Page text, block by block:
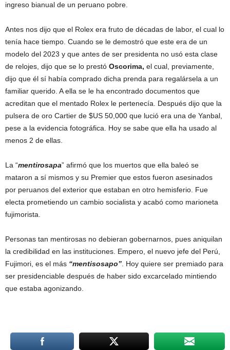
ingreso bianual de un peruano pobre.
Antes nos dijo que el Rolex era fruto de décadas de labor, el cual lo
tenía hace tiempo. Cuando se le demostró que este era de un
modelo del 2023 y que antes de ser presidenta no usó esta clase
de relojes, dijo que se lo prestó Oscorima, el cual, previamente,
dijo que él sí había comprado dicha prenda para regalársela a un
familiar querido. A ella se le ha encontrado documentos que
acreditan que el mentado Rolex le pertenecía. Después dijo que la
pulsera de oro Cartier de $US 50,000 que lució era una de Yanbal,
pese a la evidencia fotográfica. Hoy se sabe que ella ha usado al
menos 2 de ellas.
La “mentirosapa” afirmó que los muertos que ella baleó se
mataron a sí mismos y su Premier que estos fueron asesinados
por peruanos del exterior que estaban en otro hemisferio. Fue
electa prometiendo un cambio socialista y acabó como marioneta
fujimorista.
Personas tan mentirosas no debieran gobernarnos, pues aniquilan
la credibilidad en las instituciones. Empero, el nuevo jefe del Perú,
Fujimori, es el más “mentisosapo”. Hoy quiere ser premiado para
ser presidenciable después de haber sido excarcelado mintiendo
que estaba agonizando.